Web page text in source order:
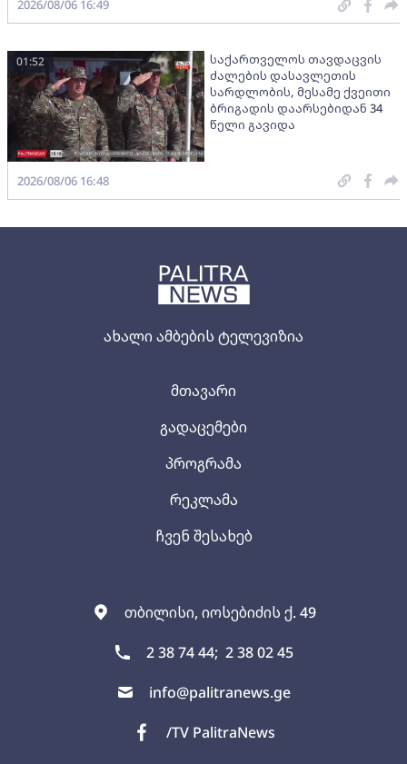
ახალი ამბების ტელევიზია
თბილისი, იოსებიძის ქ. 49
2 38 74 44; 2 38 02 45
info@palitranews.ge
/TV PalitraNews
მთავარი
გადაცემები
პროგრამა
რეკლამა
ჩვენ შესახებ
2026/08/06 16:49
საქართველოს თავდაცვის
ძალების დასავლეთის
სარდლობის, მესამე ქვეითი
ბრიგადის დაარსებიდან 34
წელი გავიდა
01:52
2026/08/06 16:48